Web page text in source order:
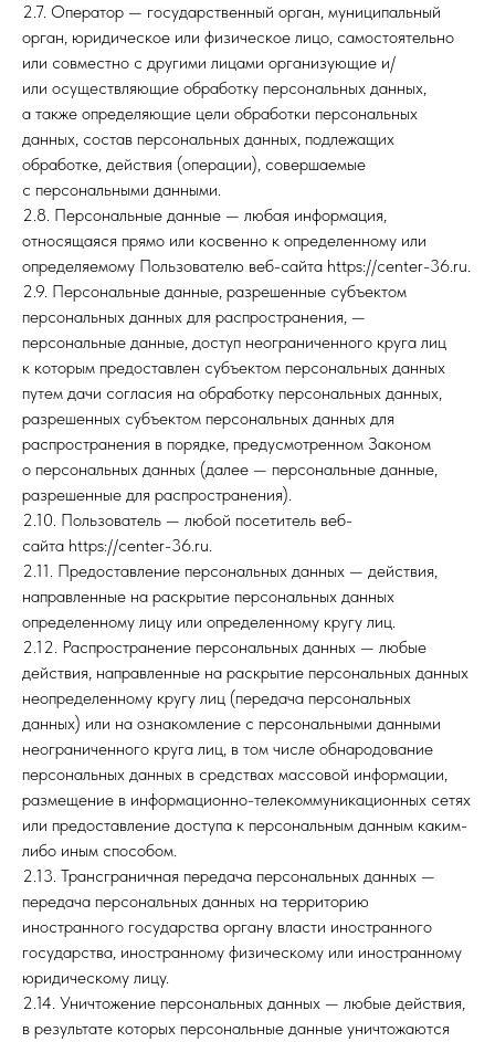
2.7. Оператор — государственный орган, муниципальный
орган, юридическое или физическое лицо, самостоятельно
или совместно с другими лицами организующие и/
или осуществляющие обработку персональных данных,
а также определяющие цели обработки персональных
данных, состав персональных данных, подлежащих
обработке, действия (операции), совершаемые
с персональными данными.
2.8. Персональные данные — любая информация,
относящаяся прямо или косвенно к определенному или
определяемому Пользователю веб-сайта https://center-36.ru.
2.9. Персональные данные, разрешенные субъектом
персональных данных для распространения, —
персональные данные, доступ неограниченного круга лиц
к которым предоставлен субъектом персональных данных
путем дачи согласия на обработку персональных данных,
разрешенных субъектом персональных данных для
распространения в порядке, предусмотренном Законом
о персональных данных (далее — персональные данные,
разрешенные для распространения).
2.10. Пользователь — любой посетитель веб-
сайта https://center-36.ru.
2.11. Предоставление персональных данных — действия,
направленные на раскрытие персональных данных
определенному лицу или определенному кругу лиц.
2.12. Распространение персональных данных — любые
действия, направленные на раскрытие персональных данных
неопределенному кругу лиц (передача персональных
данных) или на ознакомление с персональными данными
неограниченного круга лиц, в том числе обнародование
персональных данных в средствах массовой информации,
размещение в информационно-телекоммуникационных сетях
или предоставление доступа к персональным данным каким-
либо иным способом.
2.13. Трансграничная передача персональных данных —
передача персональных данных на территорию
иностранного государства органу власти иностранного
государства, иностранному физическому или иностранному
юридическому лицу.
2.14. Уничтожение персональных данных — любые действия,
в результате которых персональные данные уничтожаются